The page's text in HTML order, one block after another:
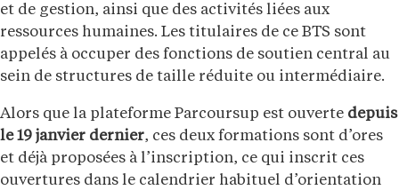
et de gestion, ainsi que des activités liées aux
ressources humaines. Les titulaires de ce BTS sont
appelés à occuper des fonctions de soutien central au
sein de structures de taille réduite ou intermédiaire.
Alors que la plateforme Parcoursup est ouverte depuis
le 19 janvier dernier, ces deux formations sont d’ores
et déjà proposées à l’inscription, ce qui inscrit ces
ouvertures dans le calendrier habituel d’orientation